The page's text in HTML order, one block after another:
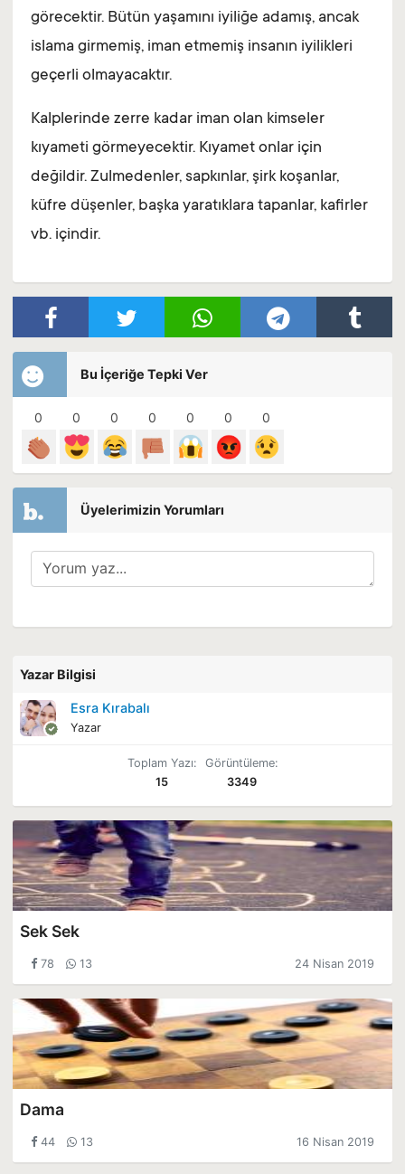
görecektir. Bütün yaşamını iyiliğe adamış, ancak
islama girmemiş, iman etmemiş insanın iyilikleri
geçerli olmayacaktır.
Kalplerinde zerre kadar iman olan kimseler
kıyameti görmeyecektir. Kıyamet onlar için
değildir. Zulmedenler, sapkınlar, şirk koşanlar,
küfre düşenler, başka yaratıklara tapanlar, kafirler
vb. içindir.
Bu İçeriğe Tepki Ver
0 0 0 0 0 0 0
Üyelerimizin Yorumları
Yazar Bilgisi
Esra Kırabalı
Yazar
Toplam Yazı:
15
Görüntüleme:
3349
Sek Sek
78 13 24 Nisan 2019
Dama
44 13 16 Nisan 2019